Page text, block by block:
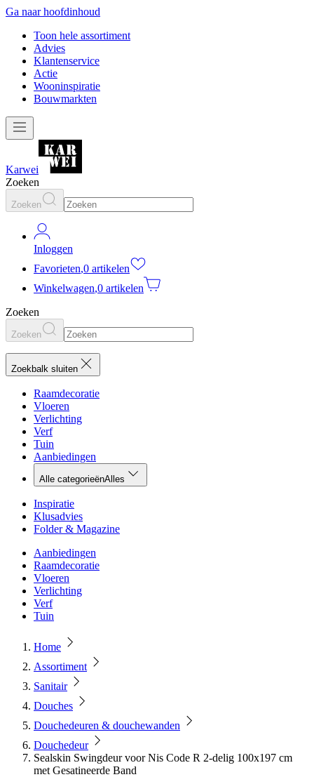
Ga naar hoofdinhoud
Toon hele assortiment
Advies
Klantenservice
Actie
Wooninspiratie
Bouwmarkten
Karwei
Zoeken
Zoeken
Inloggen
Favorieten,0 artikelen
Winkelwagen,0 artikelen
Zoeken
Zoeken
Zoekbalk sluiten
Raamdecoratie
Vloeren
Verlichting
Verf
Tuin
Aanbiedingen
Alle categorieënAlles
Inspiratie
Klusadvies
Folder & Magazine
Aanbiedingen
Raamdecoratie
Vloeren
Verlichting
Verf
Tuin
Home
Assortiment
Sanitair
Douches
Douchedeuren & douchewanden
Douchedeur
Sealskin Swingdeur voor Nis Code R 2-delig 100x197 cm
met Gesatineerde Band